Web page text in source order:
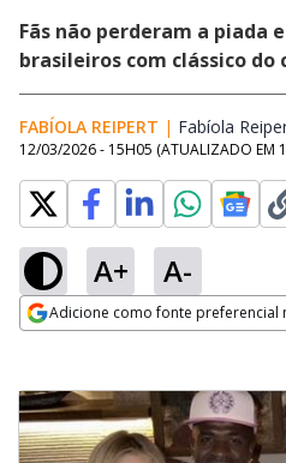
Fãs não perderam a piada
brasileiros com clássico do
FABÍOLA REIPERT | Fabíola
12/03/2026 - 15H05 (ATUALIZADO EM
A+ A-
Adicione como fonte preferencial